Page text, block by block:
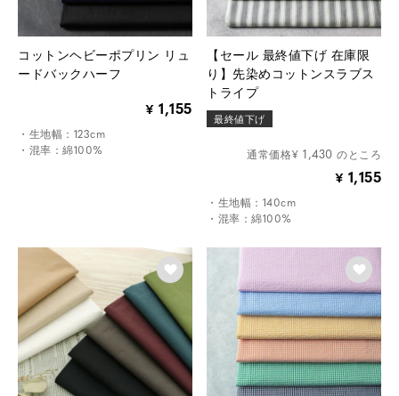
コットンヘビーポプリン リュ
ードバックハーフ
¥ 1,155
・生地幅：123cm
・混率：綿100%
【セール 最終値下げ 在庫限
り】先染めコットンスラブス
トライプ
最終値下げ
¥ 1,430 のところ
¥ 1,155
・生地幅：140cm
・混率：綿100%